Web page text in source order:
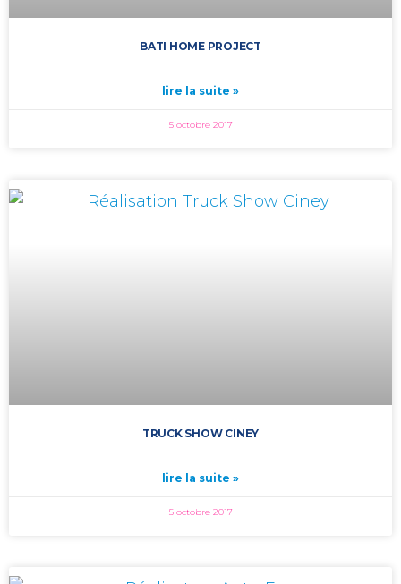
BATI HOME PROJECT
lire la suite »
5 octobre 2017
TRUCK SHOW CINEY
lire la suite »
5 octobre 2017